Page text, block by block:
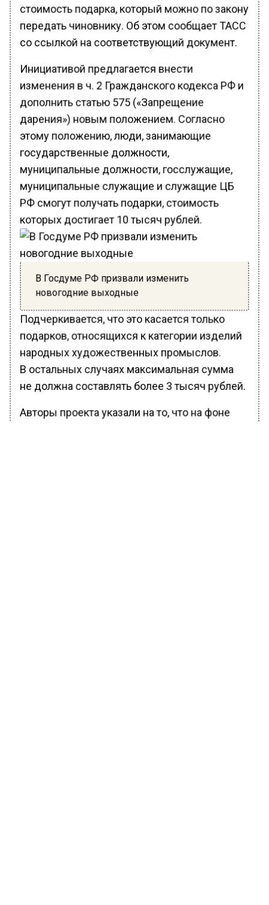
стоимость подарка, который можно по закону
передать чиновнику. Об этом сообщает ТАСС
со ссылкой на соответствующий документ.
Инициативой предлагается внести
изменения в ч. 2 Гражданского кодекса РФ и
дополнить статью 575 («Запрещение
дарения») новым положением. Согласно
этому положению, люди, занимающие
государственные должности,
муниципальные должности, госслужащие,
муниципальные служащие и служащие ЦБ
РФ смогут получать подарки, стоимость
которых достигает 10 тысяч рублей.
В Госдуме РФ призвали изменить
новогодние выходные
Подчеркивается, что это касается только
подарков, относящихся к категории изделий
народных художественных промыслов.
В остальных случаях максимальная сумма
не должна составлять более 3 тысяч рублей.
Авторы проекта указали на то, что на фоне